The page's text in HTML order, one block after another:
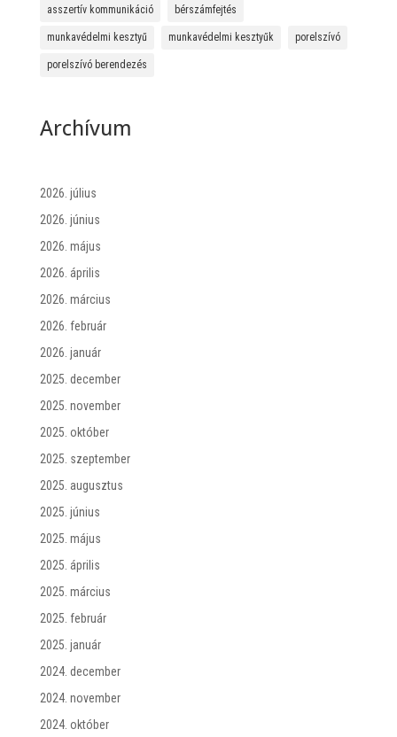
asszertív kommunikáció bérszámfejtés
munkavédelmi kesztyű munkavédelmi kesztyűk porelszívó
porelszívó berendezés
Archívum
2026. július
2026. június
2026. május
2026. április
2026. március
2026. február
2026. január
2025. december
2025. november
2025. október
2025. szeptember
2025. augusztus
2025. június
2025. május
2025. április
2025. március
2025. február
2025. január
2024. december
2024. november
2024. október